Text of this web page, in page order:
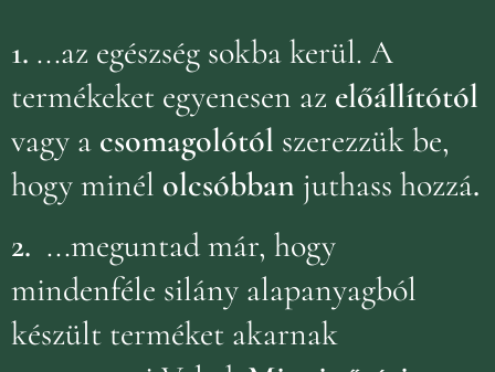
1. ...az egészség sokba kerül. A
termékeket egyenesen az előállítótól
vagy a csomagolótól szerezzük be,
hogy minél olcsóbban juthass hozzá.
2. ...meguntad már, hogy
mindenféle silány alapanyagból
készült terméket akarnak